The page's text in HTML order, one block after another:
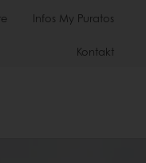
Infos My Puratos
Kontakt